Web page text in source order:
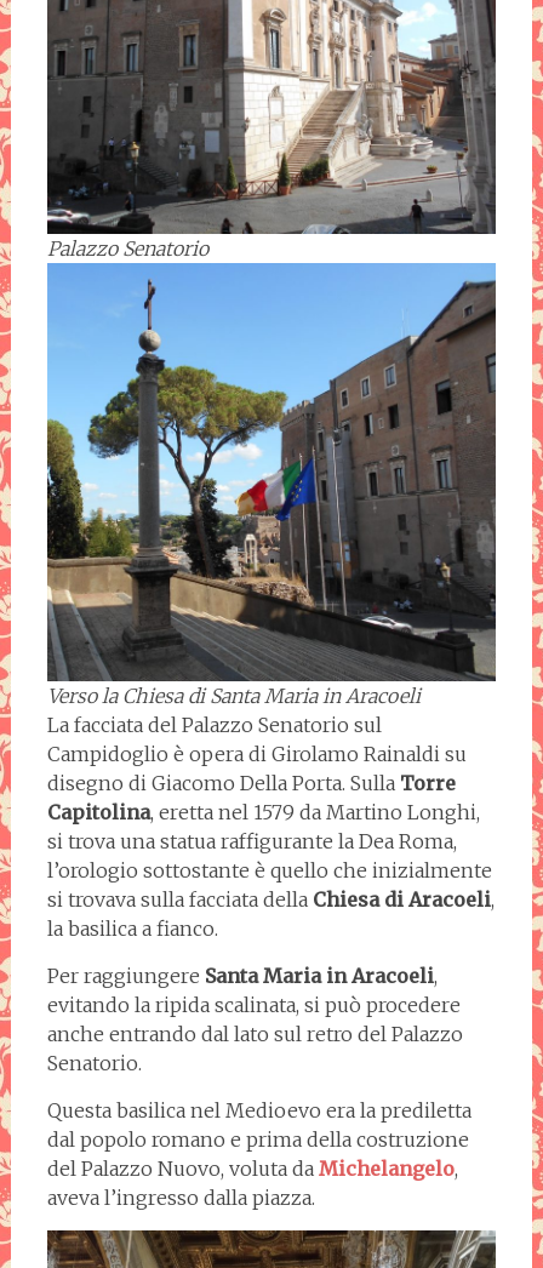
Palazzo Senatorio
Verso la Chiesa di Santa Maria in Aracoeli
La facciata del Palazzo Senatorio sul
Campidoglio è opera di Girolamo Rainaldi su
disegno di Giacomo Della Porta. Sulla Torre
Capitolina, eretta nel 1579 da Martino Longhi,
si trova una statua raffigurante la Dea Roma,
l’orologio sottostante è quello che inizialmente
si trovava sulla facciata della Chiesa di Aracoeli,
la basilica a fianco.
Per raggiungere Santa Maria in Aracoeli,
evitando la ripida scalinata, si può procedere
anche entrando dal lato sul retro del Palazzo
Senatorio.
Questa basilica nel Medioevo era la prediletta
dal popolo romano e prima della costruzione
del Palazzo Nuovo, voluta da Michelangelo,
aveva l’ingresso dalla piazza.